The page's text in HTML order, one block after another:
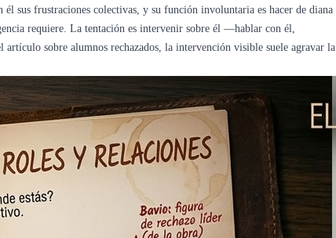
sus frustraciones colectivas, y su función involuntaria es hacer de diana
requiere. La tentación es intervenir sobre él —hablar con él,
sobre alumnos rechazados, la intervención visible suele agravar la